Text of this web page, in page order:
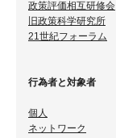
政策評価相互研修会
旧政策科学研究所
21世紀フォーラム
行為者と対象者
個人
ネットワーク